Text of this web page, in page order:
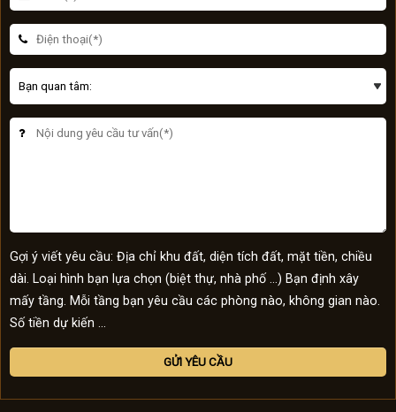
Gợi ý viết yêu cầu: Địa chỉ khu đất, diện tích đất, mặt tiền, chiều
dài. Loại hình bạn lựa chọn (biệt thự, nhà phố …) Bạn định xây
mấy tầng. Mỗi tầng bạn yêu cầu các phòng nào, không gian nào.
Số tiền dự kiến ...